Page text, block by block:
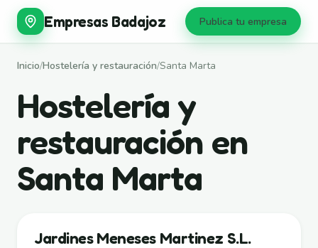
Empresas Badajoz Publica tu empresa
Inicio/Hostelería y restauración/Santa Marta
Hostelería y
restauración en
Santa Marta
Jardines Meneses Martinez S.L.